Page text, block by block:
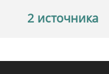
2 источника